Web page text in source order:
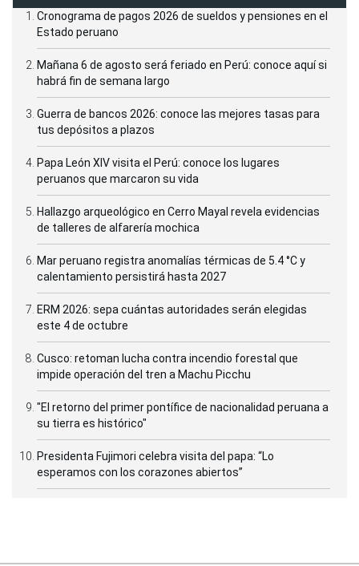
Cronograma de pagos 2026 de sueldos y pensiones en el
Estado peruano
Mañana 6 de agosto será feriado en Perú: conoce aquí si
habrá fin de semana largo
Guerra de bancos 2026: conoce las mejores tasas para
tus depósitos a plazos
Papa León XIV visita el Perú: conoce los lugares
peruanos que marcaron su vida
Hallazgo arqueológico en Cerro Mayal revela evidencias
de talleres de alfarería mochica
Mar peruano registra anomalías térmicas de 5.4 °C y
calentamiento persistirá hasta 2027
ERM 2026: sepa cuántas autoridades serán elegidas
este 4 de octubre
Cusco: retoman lucha contra incendio forestal que
impide operación del tren a Machu Picchu
"El retorno del primer pontífice de nacionalidad peruana a
su tierra es histórico"
Presidenta Fujimori celebra visita del papa: “Lo
esperamos con los corazones abiertos”